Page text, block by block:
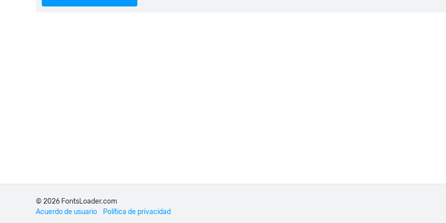
© 2026 FontsLoader.com
Acuerdo de usuario
Política de privacidad